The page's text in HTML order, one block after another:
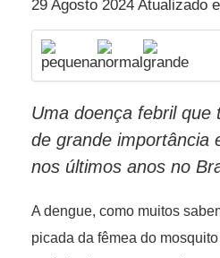
29 Agosto 2024 Atualizado
Uma doença febril que
de grande importância
nos últimos anos no
A dengue, como muitos
picada da fêmea do